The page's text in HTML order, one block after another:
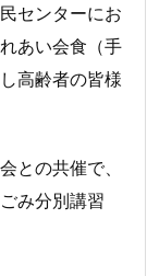
センターにお
あい会食（手
高齢者の皆様
との共催で、
み分別講習